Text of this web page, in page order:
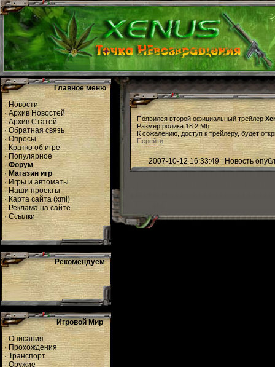
Главное меню
·Новости
·Архив Новостей
·Архив Статей
·Обратная связь
·Опросы
·Кратко об игре
· Популярное
· Форум
·Магазин игр
· Игры и автоматы
·Наши проекты
·Карта сайта(xml )
·Реклама на сайте
·Ссылки
Рекомендуем
Игровой Мир
·Описания
·Прохождения
·Транспорт
·Оружие
Появился второй официальный трейлер
Размер ролика 18.2 Mb.
К сожалению, доступ к трейлеру, будет
Перейти
2007-10-12 16:33:49 | Новость